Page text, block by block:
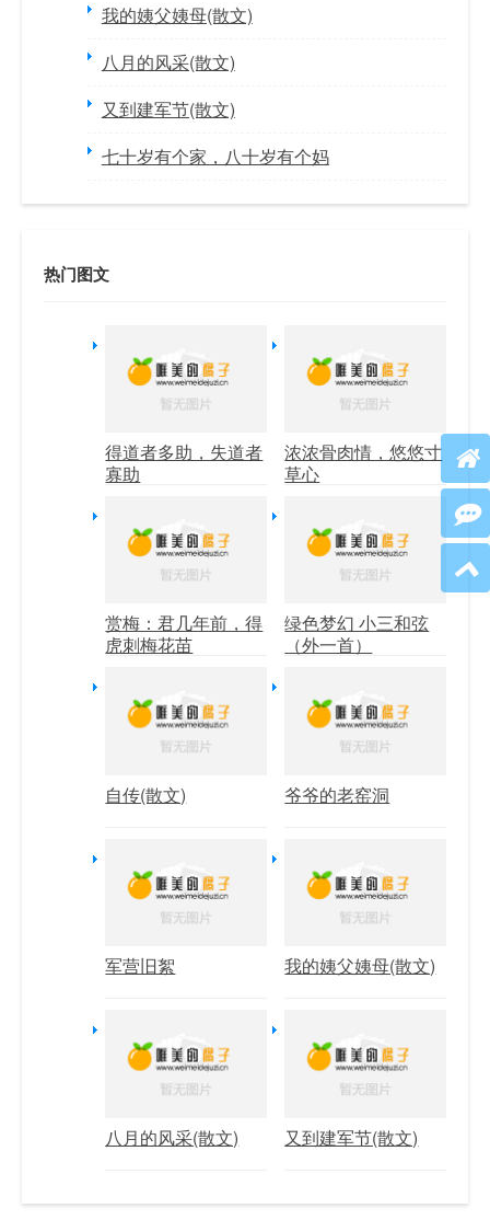
我的姨父姨母(散文)
八月的风采(散文)
又到建军节(散文)
七十岁有个家，八十岁有个妈
热门图文
得道者多助，失道者
寡助
浓浓骨肉情，悠悠寸
草心
赏梅：君几年前，得
虎刺梅花苗
绿色梦幻 小三和弦
（外一首）
自传(散文) 爷爷的老窑洞
军营旧絮 我的姨父姨母(散文)
八月的风采(散文) 又到建军节(散文)